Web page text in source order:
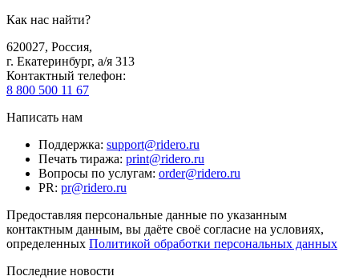
Как нас найти?
620027, Россия,
г. Екатеринбург, а/я 313
Контактный телефон:
8 800 500 11 67
Написать нам
Поддержка: support@ridero.ru
Печать тиража: print@ridero.ru
Вопросы по услугам: order@ridero.ru
PR: pr@ridero.ru
Предоставляя персональные данные по указанным
контактным данным, вы даёте своё согласие на условиях,
определенных Политикой обработки персональных данных
Последние новости